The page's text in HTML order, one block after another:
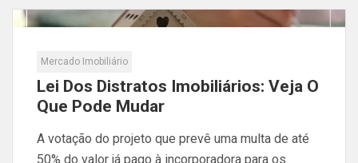
Mercado Imobiliário
Lei Dos Distratos Imobiliários: Veja O
Que Pode Mudar
A votação do projeto que prevê uma multa de até
50% do valor já pago à incorporadora para os